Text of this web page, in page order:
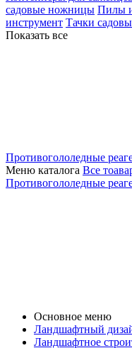
садовые ножницы Пилы
инструмент Тачки
Показать все
Противогололедные
Меню каталога Все
Противогололедные
Основное меню
Ландшафтный
Ландшафтное